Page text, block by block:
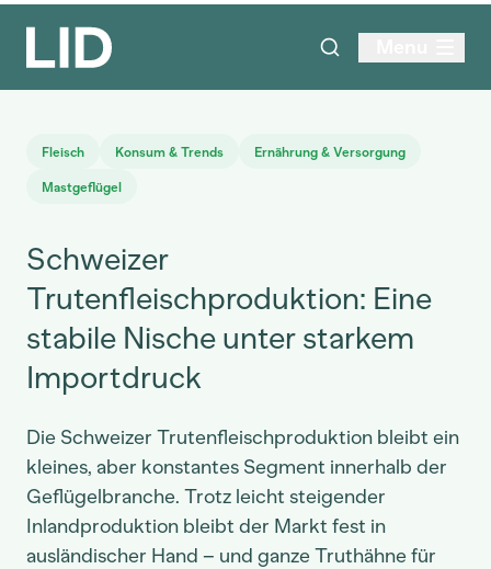
Fleisch Konsum & Trends Ernährung & Versorgung
Mastgeflügel
Schweizer
Trutenfleischproduktion: Eine
stabile Nische unter starkem
Importdruck
Die Schweizer Trutenfleischproduktion bleibt ein
kleines, aber konstantes Segment innerhalb der
Geflügelbranche. Trotz leicht steigender
Inlandproduktion bleibt der Markt fest in
ausländischer Hand – und ganze Truthähne für